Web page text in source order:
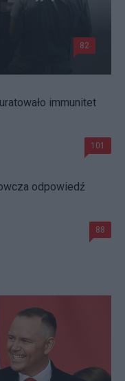
82
immunitet
101
odpowiedź
88